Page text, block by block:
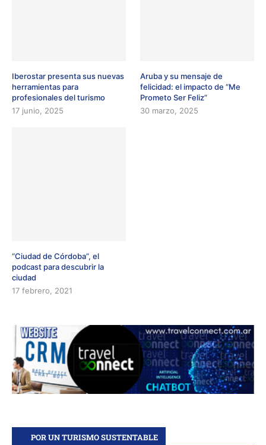
Iberostar presenta sus nuevas
herramientas para
profesionales del turismo
17 junio, 2025
Aruba y su mensaje de
felicidad: el impacto de “Me
Prometo Ser Feliz”
30 marzo, 2025
“Ciudad de Córdoba”, el
podcast para descubrir la
ciudad
17 febrero, 2021
POR UN TURISMO SUSTENTABLE